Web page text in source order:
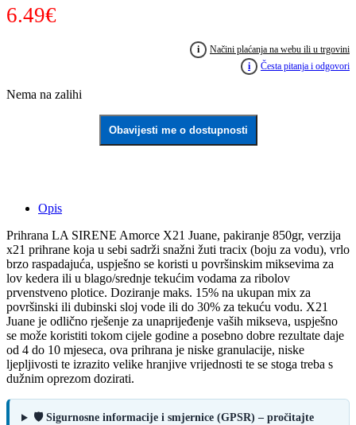
6.49€
i
Načini plaćanja na webu ili u trgovini
i
Česta pitanja i odgovori
Nema na zalihi
Obavijesti me o dostupnosti
Opis
Prihrana LA SIRENE Amorce X21 Juane, pakiranje 850gr, verzija
x21 prihrane koja u sebi sadrži snažni žuti tracix (boju za vodu), vrlo
brzo raspadajuća, uspješno se koristi u površinskim miksevima za
lov kedera ili u blago/srednje tekućim vodama za ribolov
prvenstveno plotice. Doziranje maks. 15% na ukupan mix za
površinski ili dubinski sloj vode ili do 30% za tekuću vodu. X21
Juane je odlično rješenje za unaprijeđenje vaših mikseva, uspješno
se može koristiti tokom cijele godine a posebno dobre rezultate daje
od 4 do 10 mjeseca, ova prihrana je niske granulacije, niske
ljepljivosti te izrazito velike hranjive vrijednosti te se stoga treba s
dužnim oprezom dozirati.
🛡️ Sigurnosne informacije i smjernice (GPSR) – pročitajte